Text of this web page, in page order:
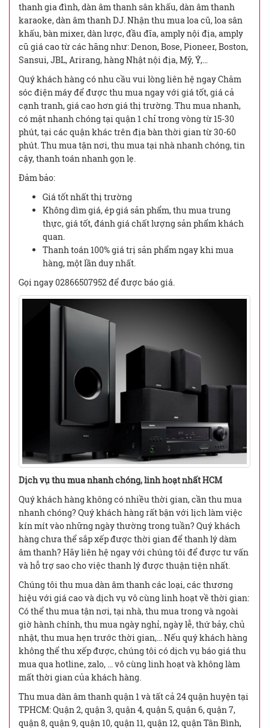
thanh gia đình, dàn âm thanh sân khấu, dàn âm thanh
karaoke, dàn âm thanh DJ. Nhận thu mua loa cũ, loa sân
khấu, bàn mixer, dàn lược, đầu đĩa, amply nội địa, amply
cũ giá cao từ các hãng như: Denon, Bose, Pioneer, Boston,
Sansui, JBL, Arirang, hàng Nhật nội địa, Mỹ, Ý,…
Quý khách hàng có nhu cầu vui lòng liên hệ ngay Chăm
sóc điện máy để được thu mua ngay với giá tốt, giá cả
cạnh tranh, giá cao hơn giá thị trường. Thu mua nhanh,
có mặt nhanh chóng tại quận 1 chỉ trong vòng từ 15-30
phút, tại các quận khác trên địa bàn thời gian từ 30-60
phút. Thu mua tận nơi, thu mua tại nhà nhanh chóng, tin
cậy, thanh toán nhanh gọn lẹ.
Đảm bảo:
Giá tốt nhất thị trường
Không dìm giá, ép giá sản phẩm, thu mua trung
thực, giá tốt, đánh giá chất lượng sản phẩm khách
quan.
Thanh toán 100% giá trị sản phẩm ngay khi mua
hàng, một lần duy nhất.
Gọi ngay 02866507952 để được báo giá.
Dịch vụ thu mua nhanh chóng, linh hoạt nhất HCM
Quý khách hàng không có nhiều thời gian, cần thu mua
nhanh chóng? Quý khách hàng rất bận với lịch làm việc
kín mít vào những ngày thường trong tuần? Quý khách
hàng chưa thể sắp xếp được thời gian để thanh lý dàm
âm thanh? Hãy liên hệ ngay với chúng tôi để được tư vấn
và hỗ trợ sao cho việc thanh lý được thuận tiện nhất.
Chúng tôi thu mua dàn âm thanh các loại, các thương
hiệu với giá cao và dịch vụ vô cùng linh hoạt về thời gian:
Có thể thu mua tận nơi, tại nhà, thu mua trong và ngoài
giờ hành chính, thu mua ngày nghỉ, ngày lễ, thứ bảy, chủ
nhật, thu mua hẹn trước thời gian,… Nếu quý khách hàng
không thể thu xếp được, chúng tôi có dịch vụ báo giá thu
mua qua hotline, zalo, … vô cùng linh hoạt và không làm
mất thời gian của khách hàng.
Thu mua dàn âm thanh quận 1 và tất cả 24 quận huyện tại
TPHCM: Quận 2, quận 3, quận 4, quận 5, quận 6, quận 7,
quận 8, quận 9, quận 10, quận 11, quận 12, quận Tân Bình,